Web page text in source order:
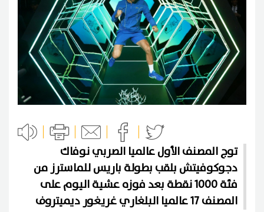
توج المصنف الأول عالميا الصربي نوفاك
دجوكوفيتش بلقب بطولة باريس للماسترز من
فئة 1000 نقطة بعد فوزه عشية اليوم على
المصنف 17 عالميا البلغاري غريغور ديميتروف